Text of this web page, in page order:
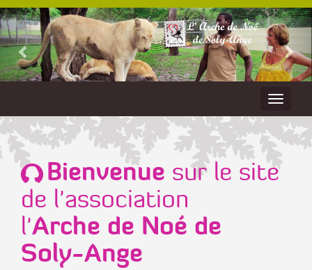
Bienvenue sur le site
de l'association
l'Arche de Noé de
Soly-Ange